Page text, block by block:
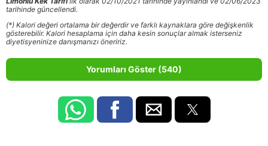
tarihinde güncellendi.
(*) Kalori değeri ortalama bir değerdir ve farklı kaynaklara göre değişkenlik
gösterebilir. Kalori hesaplama için daha kesin sonuçlar almak isterseniz
diyetisyeninize danışmanızı öneririz.
Yorumları Göster (540)